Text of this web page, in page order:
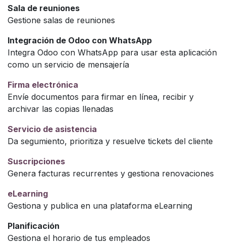
Sala de reuniones
Gestione salas de reuniones
Integración de Odoo con WhatsApp
Integra Odoo con WhatsApp para usar esta aplicación
como un servicio de mensajería
Firma electrónica
Envíe documentos para firmar en línea, recibir y
archivar las copias llenadas
Servicio de asistencia
Da segumiento, prioritiza y resuelve tickets del cliente
Suscripciones
Genera facturas recurrentes y gestiona renovaciones
eLearning
Gestiona y publica en una plataforma eLearning
Planificación
Gestiona el horario de tus empleados